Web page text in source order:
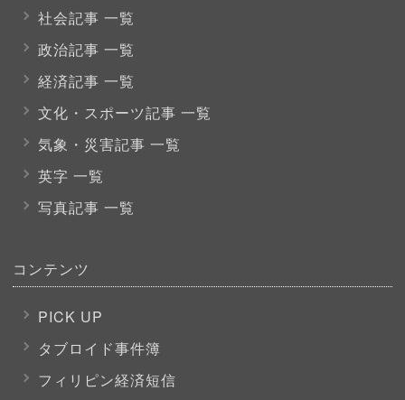
社会記事 一覧
政治記事 一覧
経済記事 一覧
文化・スポーツ記事 一覧
気象・災害記事 一覧
英字 一覧
写真記事 一覧
コンテンツ
PICK UP
タブロイド事件簿
フィリピン経済短信